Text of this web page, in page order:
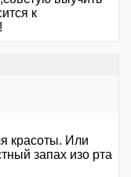
к
красоты. Или
запах изо рта